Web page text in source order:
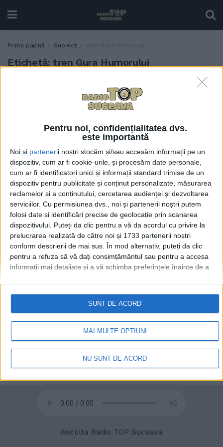
Pentru noi, confidențialitatea dvs.
este importantă
Noi și partenerii noștri stocăm și/sau accesăm informații pe un
dispozitiv, cum ar fi cookie-urile, și procesăm date personale,
cum ar fi identificatori unici și informații standard trimise de un
dispozitiv pentru publicitate și conținut personalizate, măsurarea
reclamelor și a conținutului, cercetarea audienței și dezvoltarea
serviciilor. Cu permisiunea dvs., noi și partenerii noștri putem
folosi date și identificări precise de geolocație prin scanarea
dispozitivului. Puteți da clic pentru a vă da acordul cu privire la
prelucrarea realizată de către noi și 1733 partenerii noștri
conform descrierii de mai sus. În mod alternativ, puteți da clic
pentru a refuza să vă dați consimțământul sau pentru a accesa
informații mai detaliate și a vă schimba preferințele înainte de a
retrageți consimțământul în orice moment, revenind la acest site
și făcând clic pe butonul "Confidențialitate" din partea de jos a
paginii web.
MAI MULTE OPȚIUNI
NU SUNT DE ACORD
SUNT DE ACORD
Prima pagină Subiect tren Gura Humorului
Etichetă: tren Gura Humorului
Prin Bucovina, cu trenul, la
37 de grade Celsius
12 IUNIE, 2025
© 2020 Radio TOP Suceava 104 FM
Asculta Radio TOP Suceava